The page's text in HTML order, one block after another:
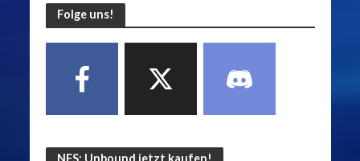
Folge uns!
NFS: Unbound jetzt kaufen!